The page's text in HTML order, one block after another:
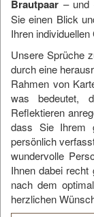
Brautpaar – und
Sie einen Blick
Ihren
Unsere Sprüche
durch eine
Rahmen von
was bedeutet,
Reflektieren
dass Sie Ihrem
persönlich
wundervolle
Ihnen dabei
nach dem
herzlichen